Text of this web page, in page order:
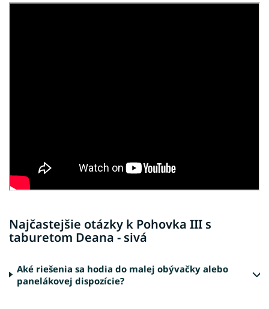
Najčastejšie otázky k Pohovka III s
taburetom Deana - sivá
Aké riešenia sa hodia do malej obývačky alebo
panelákovej dispozície?